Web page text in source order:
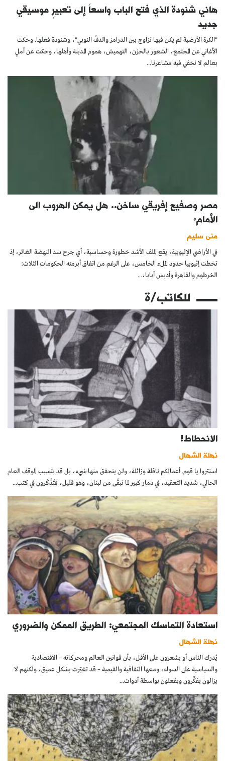
هاني شنودة الذي فتح الباب واسعاً إلى تعبيرٍ موسيقي
جديد
"الكرة الأرضية لم يكن فيها تزاوج بين الدرامز والدفّ النوبي"، وشنودة فعلها. وحكت
الأغاني عن المجتمع، الشعور بالحزن، التهميش، هموم المدينة وأهلها، وحكت عن أملٍ
بعالم لا نخفي فيه مشاعرنا...
مصر وصفيح إفريقي ساخن.. هل يمكن الهروب الى
الأمام؟
منى سليم
في الأراضي الإثيوبية، يقع الملف الأشد خطورة وحساسية، أي جرح سد النهضة الغائر، إذ
تخطت إثيوبيا حدود الملء الخامس، على الرغم من اتفاق أبرمته الحكومات الثلاث:
الخرطوم والقاهرة وأديس أبابا،...
للكاتب/ة
الانحطاط!
نهلة الشهال
استتروا يا قوم. أعمالكم نافلة وزائلة، ولن يتحقق منها شيء، بل قد يتسبب الموقف العام
الحالي، شديد التعقيد، في دمار كبير لما تبقّى من لبنان، وهو قليل، فتُذْكَرون في كتب...
استعادة التماسك المجتمعي: الطريق الممكن والضروري
نهلة الشهال
يُدرك الناس أو يشعرون على الأقل، بأن قوانين العالم ومحركاته – الاقتصادية
والسياسية على السواء، ومعها الثقافية والقيمية – قد تغيّرت بشكل عميق، ولكنهم لا
يزالون يفكِّرون ويفعلون بواسطة أدوات...